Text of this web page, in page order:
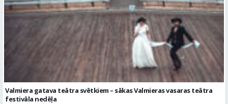
Valmiera gatava teātra svētkiem – sākas Valmieras vasaras teātra
festivāla nedēļa